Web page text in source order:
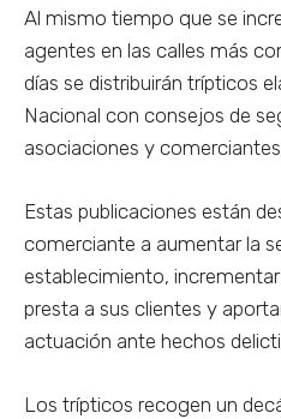
Al mismo tiempo que se
agentes en las calles más
días se distribuirán trípticos
Nacional con consejos de
asociaciones y comerciantes.
Estas publicaciones están
comerciante a aumentar la
establecimiento,
presta a sus clientes y
actuación ante hechos
Los trípticos recogen un